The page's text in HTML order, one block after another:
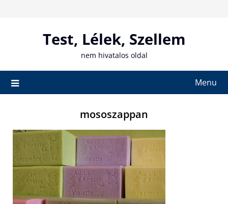
Test, Lélek, Szellem
nem hivatalos oldal
Menu
mososzappan